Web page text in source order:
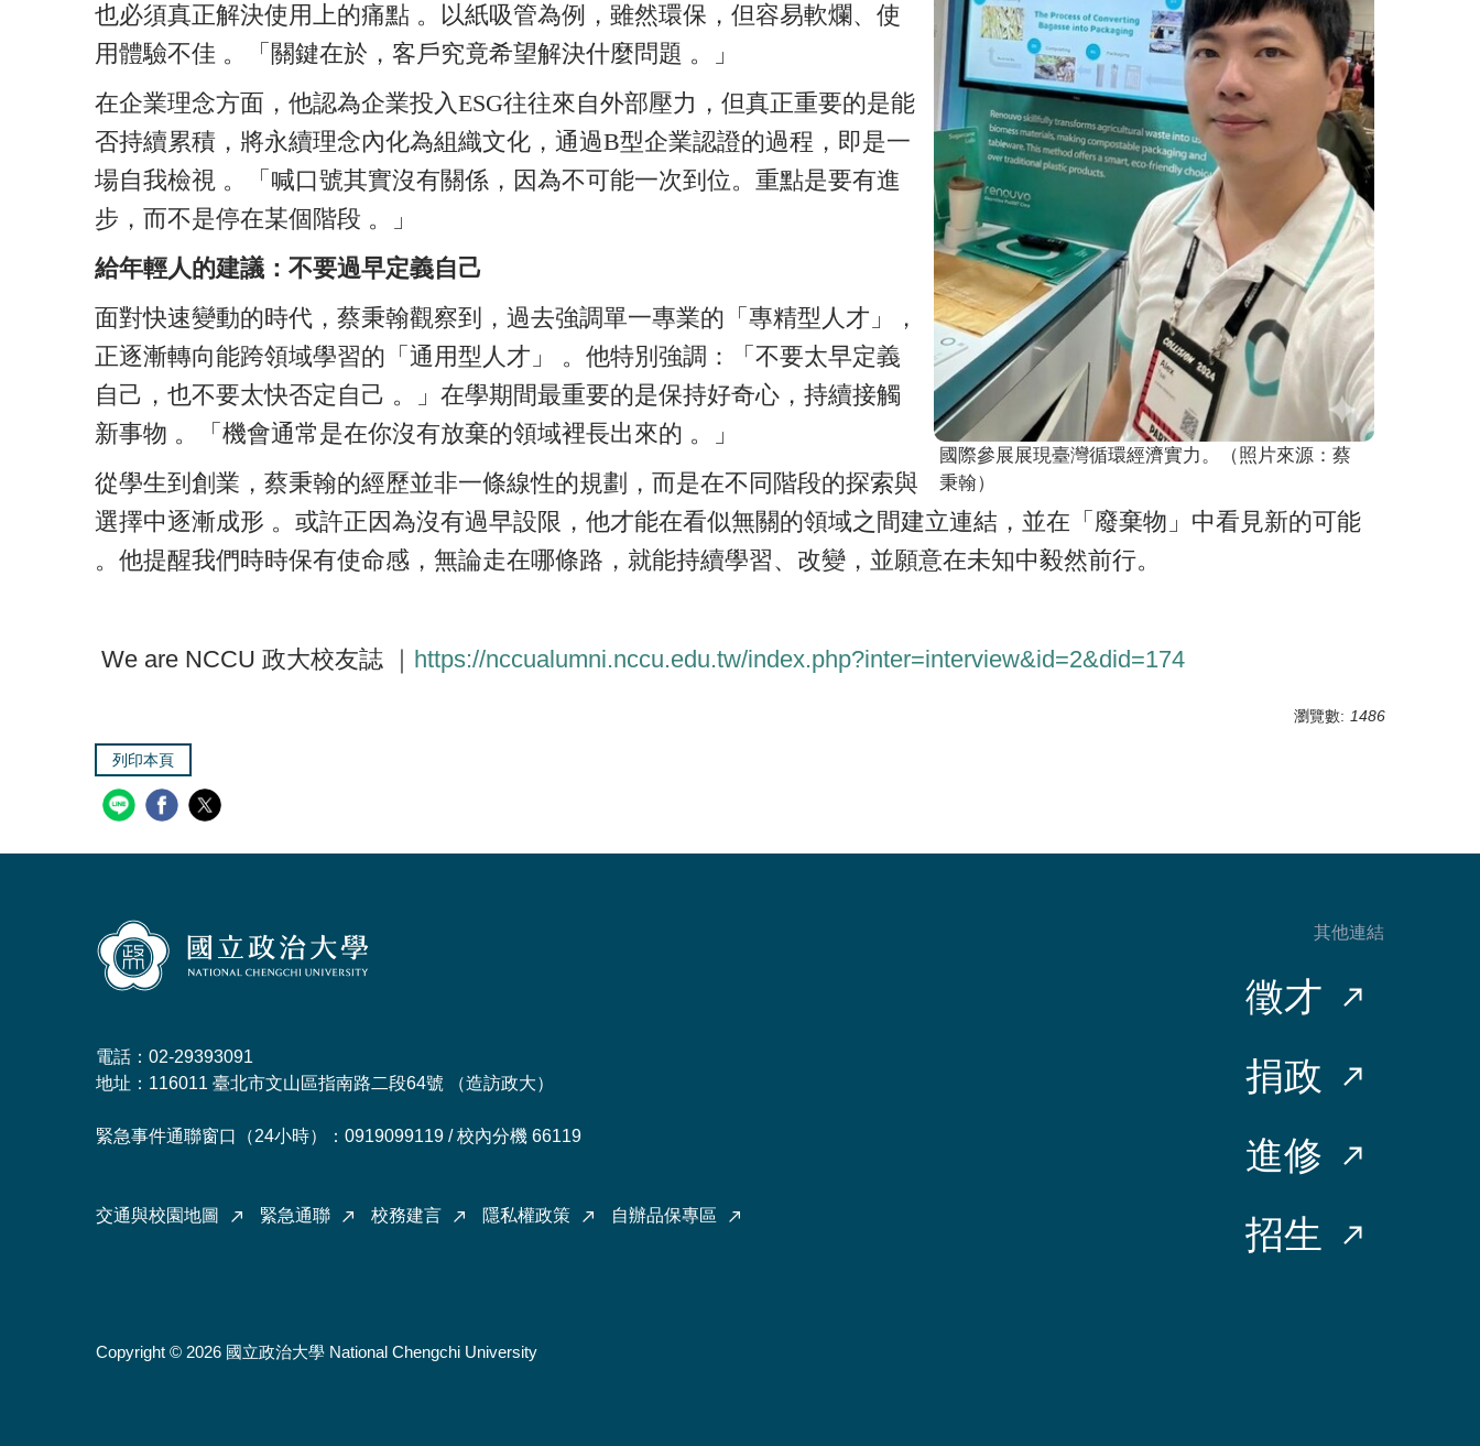
國際參展展現臺灣循環經濟實力。（照片來源：蔡
秉翰）
也必須真正解決使用上的痛點 。以紙吸管為例，雖然環保，但容易軟爛、使
用體驗不佳 。「關鍵在於，客戶究竟希望解決什麼問題 。」
在企業理念方面，他認為企業投入ESG往往來自外部壓力，但真正重要的是能
否持續累積，將永續理念內化為組織文化，通過B型企業認證的過程，即是一
場自我檢視 。「喊口號其實沒有關係，因為不可能一次到位。重點是要有進
步，而不是停在某個階段 。」
給年輕人的建議：不要過早定義自己
面對快速變動的時代，蔡秉翰觀察到，過去強調單一專業的「專精型人才」，
正逐漸轉向能跨領域學習的「通用型人才」 。他特別強調：「不要太早定義
自己，也不要太快否定自己 。」在學期間最重要的是保持好奇心，持續接觸
新事物 。「機會通常是在你沒有放棄的領域裡長出來的 。」
從學生到創業，蔡秉翰的經歷並非一條線性的規劃，而是在不同階段的探索與
選擇中逐漸成形 。或許正因為沒有過早設限，他才能在看似無關的領域之間建立連結，並在「廢棄物」中看見新的可能
。他提醒我們時時保有使命感，無論走在哪條路，就能持續學習、改變，並願意在未知中毅然前行。
We are NCCU 政大校友誌 ｜ https://nccualumni.nccu.edu.tw/index.php?inter=interview&id=2&did=174
瀏覽數: 1486
列印本頁
電話：02-29393091
地址：116011 臺北市文山區指南路二段64號 （造訪政大）
緊急事件通聯窗口（24小時）：0919099119 / 校內分機 66119
交通與校園地圖 緊急通聯 校務建言 隱私權政策 自辦品保專區
其他連結
徵才
捐政
進修
招生
Copyright © 2026 國立政治大學 National Chengchi University